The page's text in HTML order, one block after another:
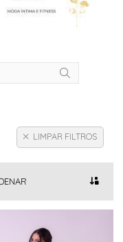
LIMPAR FILTROS